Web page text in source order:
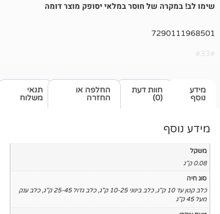
של חוסר במלאי יסופק מוצר דומה
תנאי
משלוח
חוות דעת
החלפה או
החזרה
כלב בינוני 10-25 ק"ג ,כלב גדול 25-45 ק"ג ,כלב ענק